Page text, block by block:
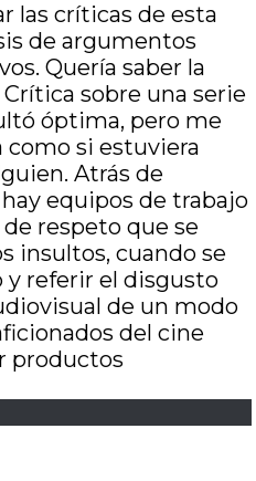
las críticas de esta
de argumentos
Quería saber la
sobre una serie
óptima, pero me
como si estuviera
Atrás de
equipos de trabajo
respeto que se
insultos, cuando se
referir el disgusto
de un modo
del cine
productos